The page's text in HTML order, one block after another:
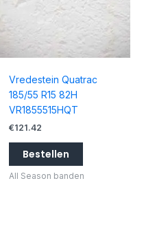
Vredestein Quatrac
185/55 R15 82H
VR1855515HQT
€121.42
Bestellen
All Season banden